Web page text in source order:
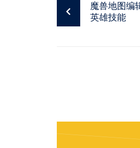
魔兽地图编
英雄技能